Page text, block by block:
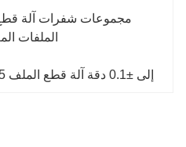
الملفات
±0.05 إلى ±0.1 دقة آلة قطع الملف